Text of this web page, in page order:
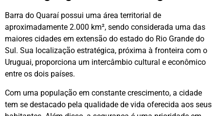
Barra do Quaraí possui uma área territorial de
aproximadamente 2.000 km², sendo considerada uma das
maiores cidades em extensão do estado do Rio Grande do
Sul. Sua localização estratégica, próxima à fronteira com o
Uruguai, proporciona um intercâmbio cultural e econômico
entre os dois países.
Com uma população em constante crescimento, a cidade
tem se destacado pela qualidade de vida oferecida aos seus